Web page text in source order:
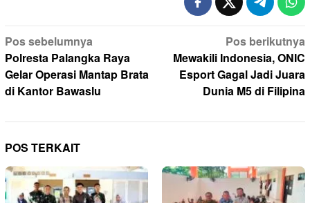
Navigasi
pos
Pos sebelumnya
Polresta Palangka Raya
Gelar Operasi Mantap Brata
di Kantor Bawaslu
Pos berikutnya
Mewakili Indonesia, ONIC
Esport Gagal Jadi Juara
Dunia M5 di Filipina
POS TERKAIT